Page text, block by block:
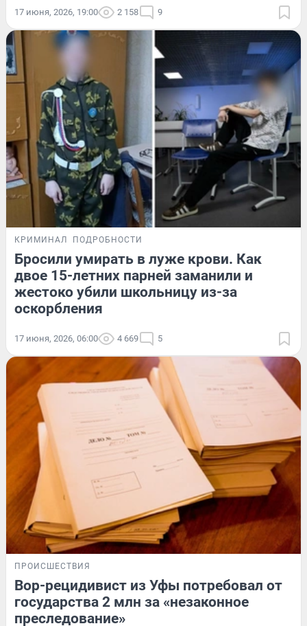
17 июня, 2026, 19:00 2 158 9
КРИМИНАЛ ПОДРОБНОСТИ
Бросили умирать в луже крови. Как
двое 15-летних парней заманили и
жестоко убили школьницу из-за
оскорбления
17 июня, 2026, 06:00 4 669 5
ПРОИСШЕСТВИЯ
Вор-рецидивист из Уфы потребовал от
государства 2 млн за «незаконное
преследование»